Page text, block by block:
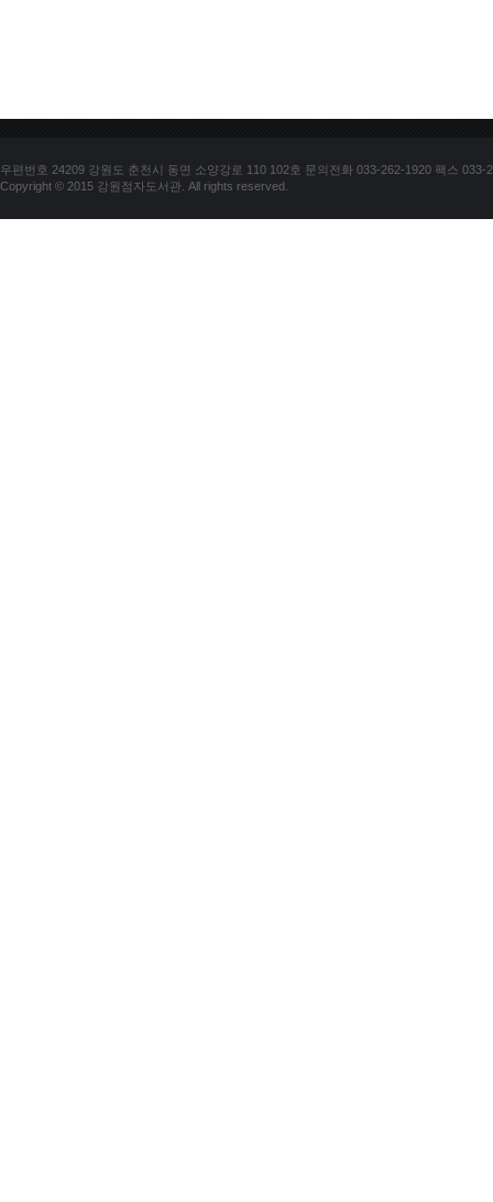
우편번호 24209 강원도 춘천시 동면 소양강로 110 102호 문의전화 033-262-1920 팩스 033-
Copyright © 2015 강원점자도서관. All rights reserved.